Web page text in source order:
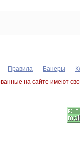
Правила Банеры
на сайте имеют